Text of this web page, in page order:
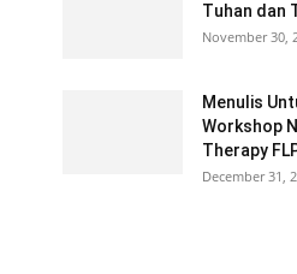
Tuhan dan
November 30,
Menulis
Workshop
Therapy
December 31,